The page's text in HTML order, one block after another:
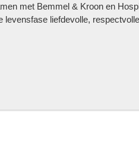
met Bemmel & Kroon en
levensfase liefdevolle,